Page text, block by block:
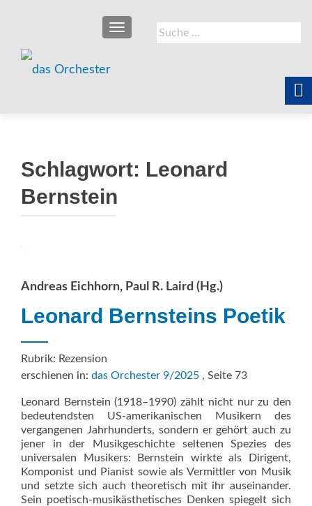
Suche
nach:
SCHALTE NAVIGATION
Schlagwort: Leonard
Bernstein
Andreas Eichhorn, Paul R. Laird (Hg.)
Leonard Bernsteins Poetik
Rubrik: Rezension
erschienen in: das Orchester 9/2025 , Seite 73
Leonard Bernstein (1918–1990) zählt nicht nur zu den
bedeutends­ten US-amerikanischen Musikern des
vergangenen Jahrhunderts, sondern er gehört auch zu
jener in der Musikgeschichte seltenen Spezies des
universalen Musikers: Bernstein wirkte als Dirigent,
Komponist und Pianist sowie als Vermittler von Musik
und setzte sich auch theoretisch mit ihr auseinander.
Sein poetisch-musikästhetisches Denken spiegelt sich